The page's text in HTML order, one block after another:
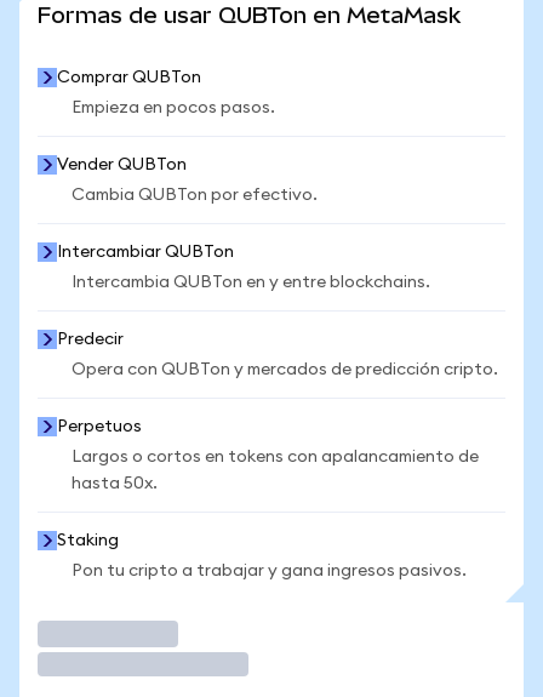
Formas de usar QUBTon en MetaMask
Comprar QUBTon
Empieza en pocos pasos.
Vender QUBTon
Cambia QUBTon por efectivo.
Intercambiar QUBTon
Intercambia QUBTon en y entre blockchains.
Predecir
Opera con QUBTon y mercados de predicción cripto.
Perpetuos
Largos o cortos en tokens con apalancamiento de
hasta 50x.
Staking
Pon tu cripto a trabajar y gana ingresos pasivos.